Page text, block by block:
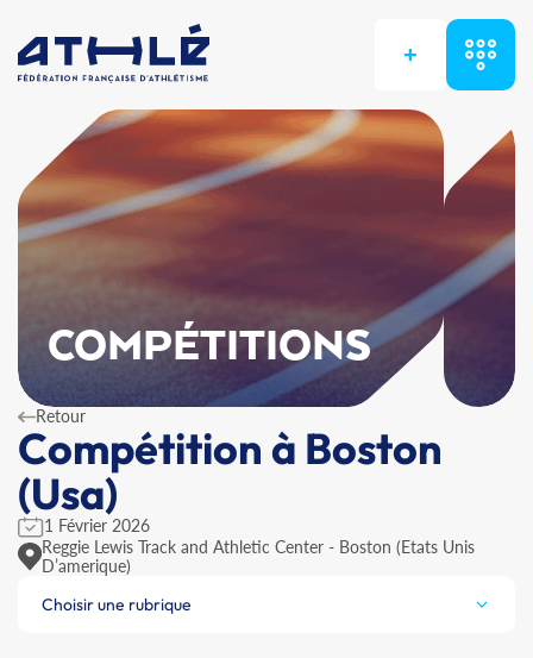
+
COMPÉTITIONS
Retour
Compétition à Boston
(Usa)
1 Février 2026
Reggie Lewis Track and Athletic Center - Boston (Etats Unis
D’amerique)
Choisir une rubrique